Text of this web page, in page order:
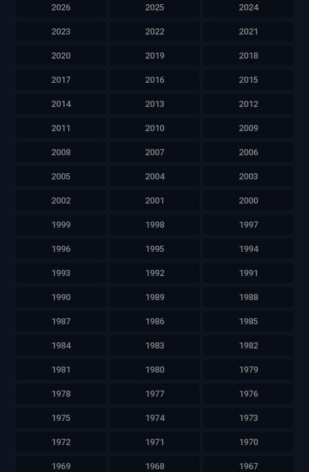
2026 2025 2024
2023 2022 2021
2020 2019 2018
2017 2016 2015
2014 2013 2012
2011 2010 2009
2008 2007 2006
2005 2004 2003
2002 2001 2000
1999 1998 1997
1996 1995 1994
1993 1992 1991
1990 1989 1988
1987 1986 1985
1984 1983 1982
1981 1980 1979
1978 1977 1976
1975 1974 1973
1972 1971 1970
1969 1968 1967